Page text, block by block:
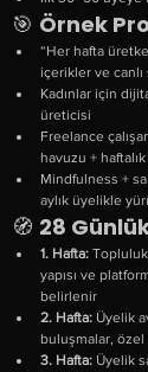
🎯 Örnek
“Her hafta
içerikler ve
Kadınlar için
üreticisi
Freelance
havuzu +
Mindfulness +
aylık üyelikle
🧭 28
1. Hafta:
yapısı ve
belirlenir
2. Hafta: Üyelik
buluşmalar,
3. Hafta: Üyelik